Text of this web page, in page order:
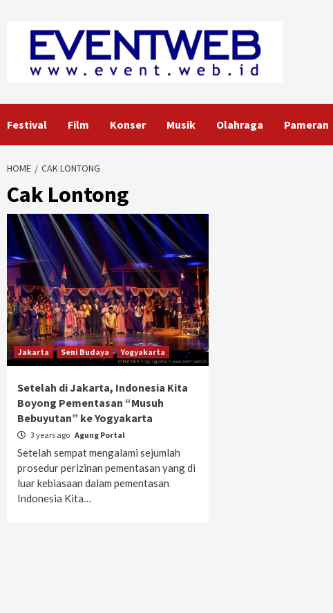
content
Festival Film Konser Musik Olahraga Pameran
HOME CAK LONTONG
Cak Lontong
Jakarta Seni Budaya Yogyakarta
Setelah di Jakarta, Indonesia Kita
Boyong Pementasan “Musuh
Bebuyutan” ke Yogyakarta
3 years ago Agung Portal
Setelah sempat mengalami sejumlah
prosedur perizinan pementasan yang di
luar kebiasaan dalam pementasan
Indonesia Kita…